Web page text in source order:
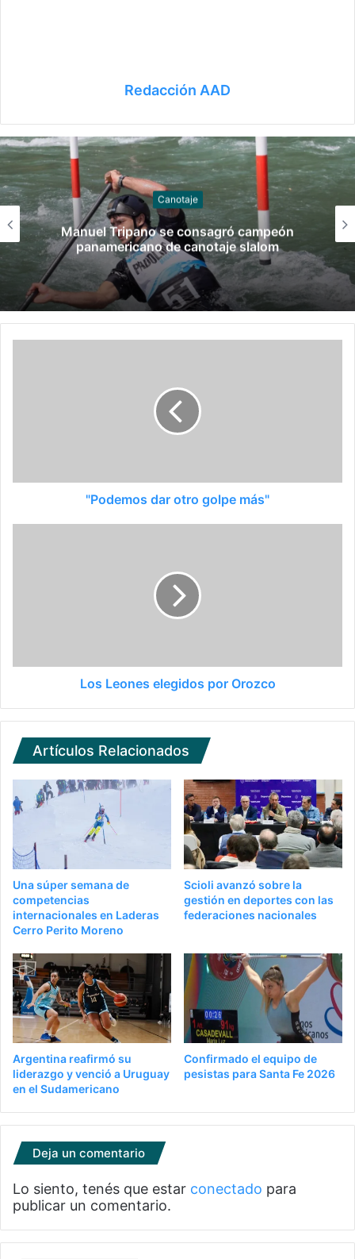
Redacción AAD
Gimnasia
Las claves del fallo que
Molinari por
"Podemos dar otro golpe más"
Los Leones elegidos por Orozco
Artículos Relacionados
Una súper semana de
competencias
internacionales en Laderas
Cerro Perito Moreno
Scioli avanzó sobre la
gestión en deportes con las
federaciones nacionales
Argentina reafirmó su
liderazgo y venció a Uruguay
en el Sudamericano
Confirmado el equipo de
pesistas para Santa Fe 2026
Deja un comentario
Lo siento, tenés que estar conectado para
publicar un comentario.